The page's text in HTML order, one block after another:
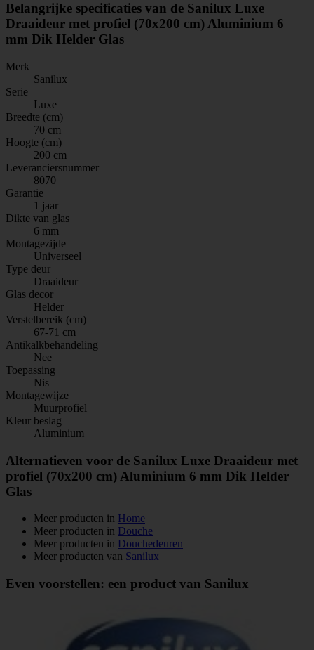
Belangrijke specificaties van de Sanilux Luxe
Draaideur met profiel (70x200 cm) Aluminium 6
mm Dik Helder Glas
Merk
Sanilux
Serie
Luxe
Breedte (cm)
70 cm
Hoogte (cm)
200 cm
Leveranciersnummer
8070
Garantie
1 jaar
Dikte van glas
6 mm
Montagezijde
Universeel
Type deur
Draaideur
Glas decor
Helder
Verstelbereik (cm)
67-71 cm
Antikalkbehandeling
Nee
Toepassing
Nis
Montagewijze
Muurprofiel
Kleur beslag
Aluminium
Alternatieven voor de Sanilux Luxe Draaideur met
profiel (70x200 cm) Aluminium 6 mm Dik Helder
Glas
Meer producten in Home
Meer producten in Douche
Meer producten in Douchedeuren
Meer producten van Sanilux
Even voorstellen: een product van Sanilux